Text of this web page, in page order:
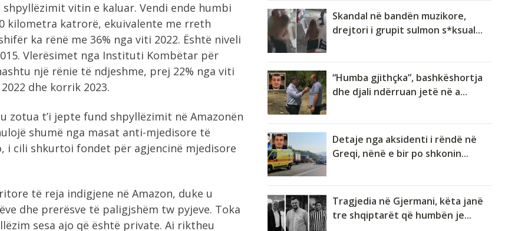
vitin e kaluar. Vendi ende humbi
kilometra katrorë, ekuivalente me rreth
ka rënë me 36% nga viti 2022. Është niveli
Vlerësimet nga Instituti Kombëtar për
një rënie të ndjeshme, prej 22% nga viti
dhe korrik 2023.
zotua t’i jepte fund shpyllëzimit në Amazonën
shumë nga masat anti-mjedisore të
i cili shkurtoi fondet për agjencinë mjedisore
të reja indigjene në Amazon, duke u
dhe prerësve të paligjshëm tw pyjeve. Toka
sesa ajo që është private. Ai riktheu
Skandal në bandën muzikore,
drejtori i grupit sulmon s*ksual...
“Humba gjithçka”, bashkëshortja
dhe djali ndërruan jetë në a...
Detaje nga aksidenti i rëndë në
Greqi, nënë e bir po shkonin...
Tragjedia në Gjermani, këta janë
tre shqiptarët që humbën je...